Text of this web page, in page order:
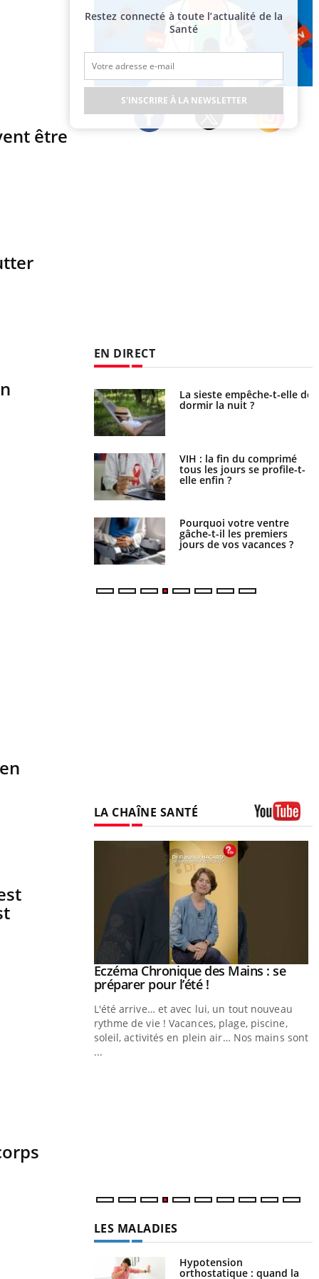
être
EN DIRECT
dengue, La sieste empêche-t-elle de
dormir la nuit ?
VIH : la fin du comprimé
tous les jours se profile-t-
elle enfin ?
Pourquoi votre ventre
gâche-t-il les premiers
jours de vos vacances ?
LA CHAÎNE SANTÉ
chez les
Youtube
Eczéma Chronique des Mains : se
préparer pour l’été !Youtube
L'été arrive… et avec lui, un tout nouveau
rythme de vie ! Vacances, plage, piscine,
soleil, activités en plein air… Nos mains sont
...
LES MALADIES
Hypotension
orthostatique : quand la
Restez connecté à toute l’actualité de la
Santé
S'INSCRIRE À LA NEWSLETTER